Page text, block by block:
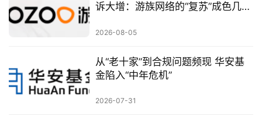
诉大增：游族网络的“复苏”成色几
2026-08-05
从“老十家”到合规问题频现 华安基
金陷入“中年危机”
2026-07-31